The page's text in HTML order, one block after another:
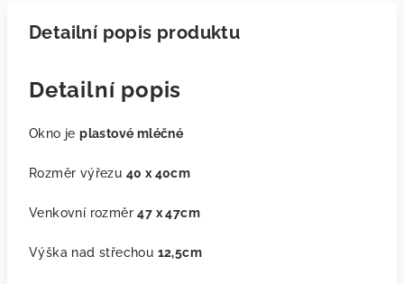
Detailní popis produktu
Detailní popis
Okno jeplastové mléčné
Rozměr výřezu 40 x 40cm
Venkovní rozměr47 x 47cm
Výška nad střechou 12,5cm